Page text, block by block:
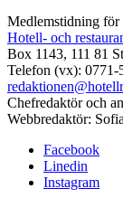
Medlemstidning för
Hotell- och
Box 1143, 111 81
Telefon (vx): 0771-
Chefredaktör och
Webbredaktör:
Facebook
Linedin
Instagram